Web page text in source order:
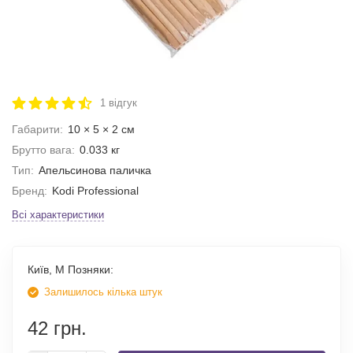
1 відгук
Габарити: 10 × 5 × 2 см
Брутто вага: 0.033 кг
Тип: Апельсинова паличка
Бренд: Kodi Professional
Всі характеристики
Київ, М Позняки:
Залишилось кілька штук
42 грн.